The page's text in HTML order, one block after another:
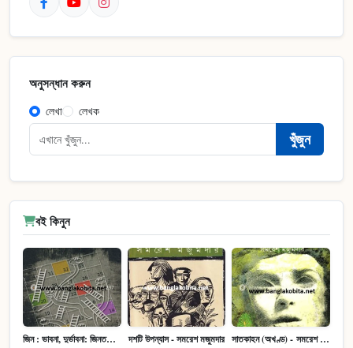
অনুসন্ধান করুন
লেখা লেখক
খুঁজুন
বই কিনুন
জিন : ভাবনা, দুর্ভাবনা: জিনতত্ত্ব সমাজ ইতিহাস (পেপারব্যাক) দশটি উপন্যাস - সমরেশ মজুমদার সাতকাহন (অখণ্ড) - সমরেশ মজুমদার